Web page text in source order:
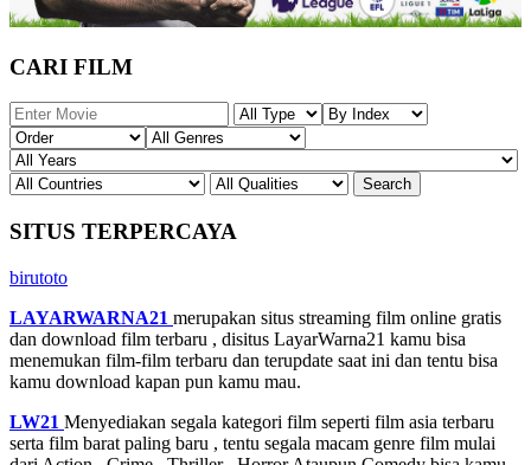
CARI FILM
SITUS TERPERCAYA
birutoto
LAYARWARNA21 merupakan situs streaming film online gratis
dan download film terbaru , disitus LayarWarna21 kamu bisa
menemukan film-film terbaru dan terupdate saat ini dan tentu bisa
kamu download kapan pun kamu mau.
LW21 Menyediakan segala kategori film seperti film asia terbaru
serta film barat paling baru , tentu segala macam genre film mulai